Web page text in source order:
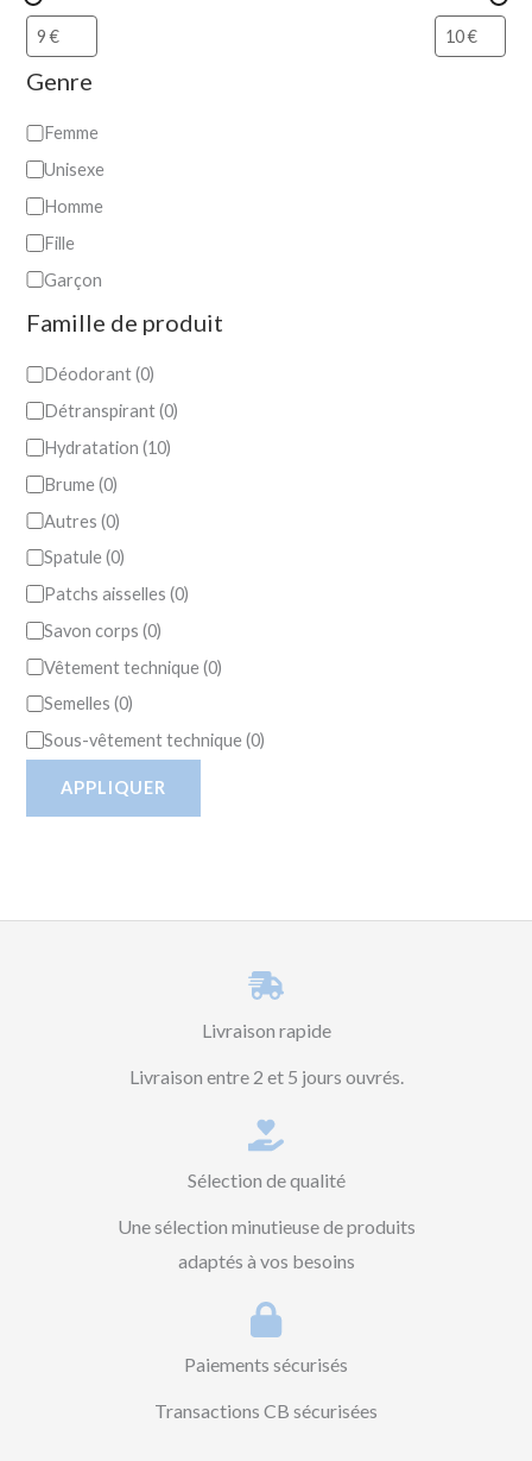
Genre
Femme
Unisexe
Homme
Fille
Garçon
Famille de produit
Déodorant(0)
Détranspirant(0)
Hydratation(10)
Brume(0)
Autres(0)
Spatule(0)
Patchs aisselles(0)
Savon corps(0)
Vêtement technique(0)
Semelles(0)
Sous-vêtement technique(0)
APPLIQUER
Livraison rapide
Livraison entre 2 et 5 jours ouvrés.
Sélection de qualité
Une sélection minutieuse de produits
adaptés à vos besoins
Paiements sécurisés
Transactions CB sécurisées